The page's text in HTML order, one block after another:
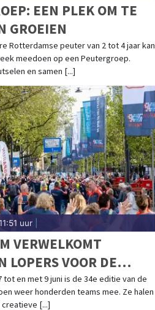
EEN PLEK OM TE
GROEIEN
Rotterdamse peuter van 2 tot 4 jaar kan
meedoen op een Peutergroep.
en samen [...]
uur
VERWELKOMT
LOPERS VOOR DE
7 tot en met 9 juni is de 34e editie van de
weer honderden teams mee. Ze halen
[...]